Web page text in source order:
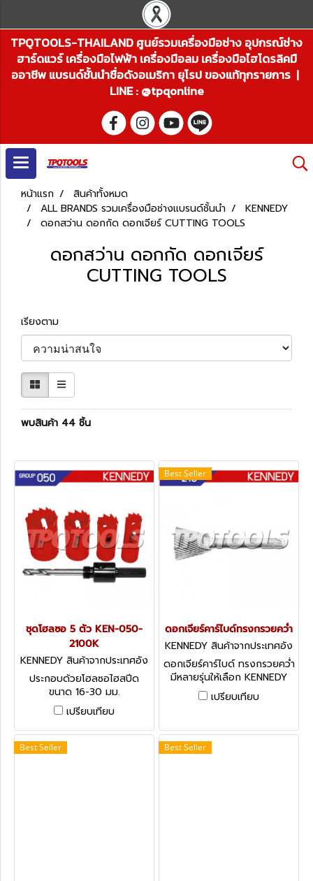
TPQTOOLS-THAILAND ศูนย์รวมเครื่องมือช่าง อุปกรณ์ช่าง
ฮาร์ดแวร์ เครื่องมือไฟฟ้า เครื่องมือลม เครื่องมือไฮโดรลิคมื
ออาชีพ แบรนด์ชั้นนำชื่อดังอเมริกา ยุโรป ของแท้ทุกรายการ |
LINE : @tpqonline
หน้าแรก
สินค้าทั้งหมด
ALL BRANDS รวมเครื่องมือช่างแบรนด์ชั้นนำ
KENNEDY
ดอกสว่าน ดอกกัด ดอกเจียร์ CUTTING TOOLS
ดอกสว่าน ดอกกัด ดอกเจียร์
CUTTING TOOLS
เรียงตาม
พบสินค้า 44 ชิ้น
ชุดโฮลซอ 5 ตัว KEN-050-
2100K
KENNEDY สินค้าจากประเทศอัง
กฤษ
ประกอบด้วยโฮลซอไฮสปีด
ขนาด 16-30 มม.
Kennedy.TRADESMAN HOLE
SAW KIT IN PLASTIC TUBE
เปรียบเทียบ
Best Seller
ดอกเจียร์คาร์ไบด์ทรงกรวยคว่ำ
KENNEDY สินค้าจากประเทศอัง
กฤษ-1
ดอกเจียร์คาร์ไบด์ ทรงกรวยคว่ำ
มีหลายรุ่นให้เลือก KENNEDY
Carbide Burrs - Inverted
Cone
เปรียบเทียบ
Best Seller Best Seller